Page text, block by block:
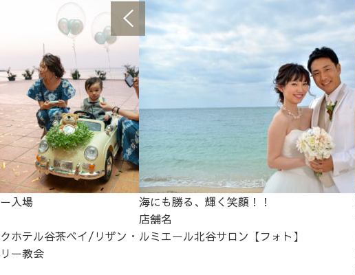
入場
ホテル谷茶ベイ/リザン・
ー教会
海にも勝る、輝く笑顔！！
店舗名
ルミエール北谷サロン【フォト】